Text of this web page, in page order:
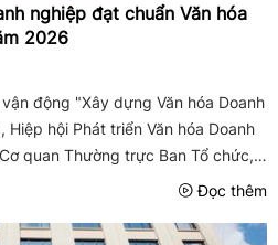
nghiệp đạt chuẩn Văn hóa
2026
động "Xây dựng Văn hóa Doanh
hội Phát triển Văn hóa Doanh
quan Thường trực Ban Tổ chức,
thao và Du lịch và Bộ Công Thương
Đọc thêm